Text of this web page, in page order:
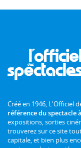
Créé en 1946, L'Officiel
référence du spectacle
expositions, sorties
trouverez sur ce site
capitale, et bien plus